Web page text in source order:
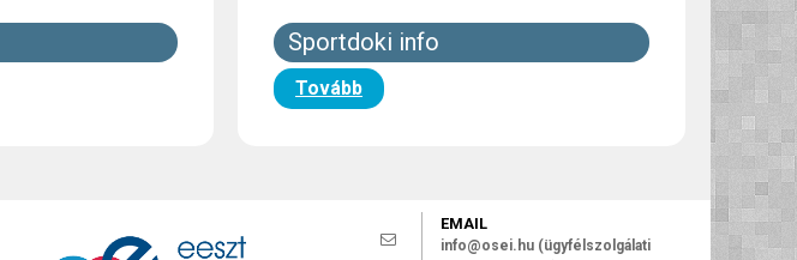
Sportdoki info
Tovább
EMAIL
info@osei.hu (ügyfélszolgálati